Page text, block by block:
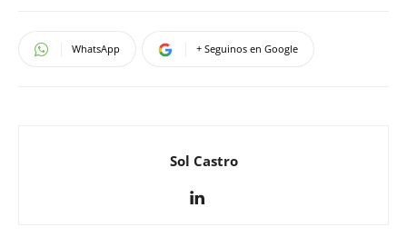
WhatsApp + Seguinos en Google
Sol Castro